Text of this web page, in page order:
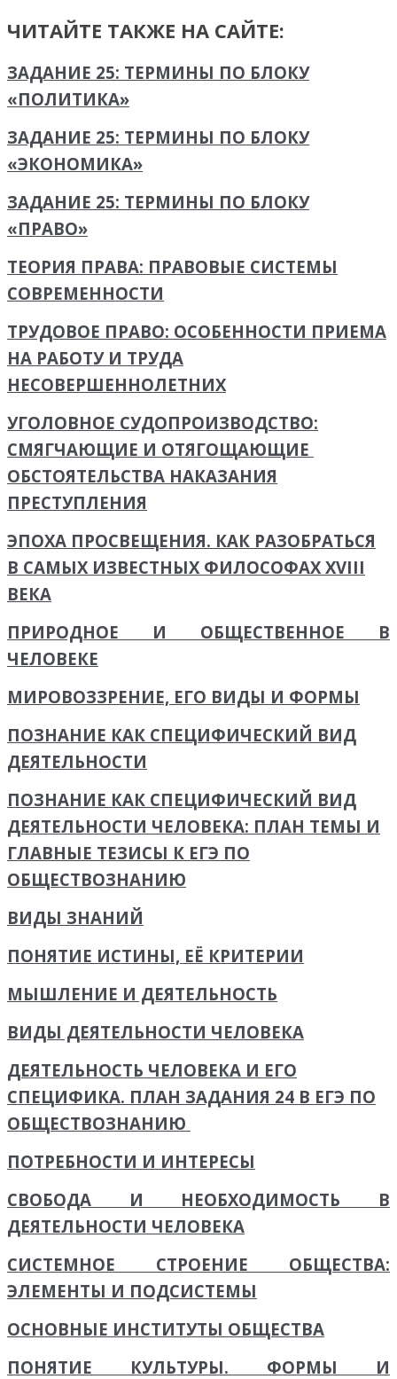
ЧИТАЙТЕ ТАКЖЕ НА САЙТЕ:
ЗАДАНИЕ 25: ТЕРМИНЫ ПО БЛОКУ
«ПОЛИТИКА»
ЗАДАНИЕ 25: ТЕРМИНЫ ПО БЛОКУ
«ЭКОНОМИКА»
ЗАДАНИЕ 25: ТЕРМИНЫ ПО БЛОКУ
«ПРАВО»
ТЕОРИЯ ПРАВА: ПРАВОВЫЕ СИСТЕМЫ
СОВРЕМЕННОСТИ
ТРУДОВОЕ ПРАВО: ОСОБЕННОСТИ ПРИЕМА
НА РАБОТУ И ТРУДА
НЕСОВЕРШЕННОЛЕТНИХ
УГОЛОВНОЕ СУДОПРОИЗВОДСТВО:
СМЯГЧАЮЩИЕ И ОТЯГОЩАЮЩИЕ
ОБСТОЯТЕЛЬСТВА НАКАЗАНИЯ
ПРЕСТУПЛЕНИЯ
ЭПОХА ПРОСВЕЩЕНИЯ. КАК РАЗОБРАТЬСЯ
В САМЫХ ИЗВЕСТНЫХ ФИЛОСОФАХ XVIII
ВЕКА
ПРИРОДНОЕ И ОБЩЕСТВЕННОЕ В
ЧЕЛОВЕКЕ
МИРОВОЗЗРЕНИЕ, ЕГО ВИДЫ И ФОРМЫ
ПОЗНАНИЕ КАК СПЕЦИФИЧЕСКИЙ ВИД
ДЕЯТЕЛЬНОСТИ
ПОЗНАНИЕ КАК СПЕЦИФИЧЕСКИЙ ВИД
ДЕЯТЕЛЬНОСТИ ЧЕЛОВЕКА: ПЛАН ТЕМЫ И
ГЛАВНЫЕ ТЕЗИСЫ К ЕГЭ ПО
ОБЩЕСТВОЗНАНИЮ
ВИДЫ ЗНАНИЙ
ПОНЯТИЕ ИСТИНЫ, ЕЁ КРИТЕРИИ
МЫШЛЕНИЕ И ДЕЯТЕЛЬНОСТЬ
ВИДЫ ДЕЯТЕЛЬНОСТИ ЧЕЛОВЕКА
ДЕЯТЕЛЬНОСТЬ ЧЕЛОВЕКА И ЕГО
СПЕЦИФИКА. ПЛАН ЗАДАНИЯ 24 В ЕГЭ ПО
ОБЩЕСТВОЗНАНИЮ
ПОТРЕБНОСТИ И ИНТЕРЕСЫ
СВОБОДА И НЕОБХОДИМОСТЬ В
ДЕЯТЕЛЬНОСТИ ЧЕЛОВЕКА
СИСТЕМНОЕ СТРОЕНИЕ ОБЩЕСТВА:
ЭЛЕМЕНТЫ И ПОДСИСТЕМЫ
ОСНОВНЫЕ ИНСТИТУТЫ ОБЩЕСТВА
ПОНЯТИЕ КУЛЬТУРЫ. ФОРМЫ И